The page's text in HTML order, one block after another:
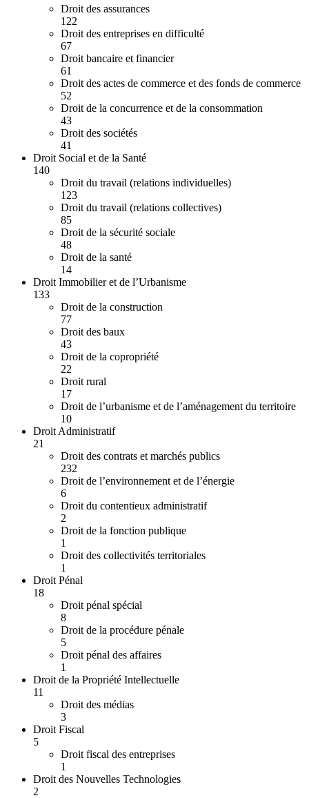
Droit des assurances
122
Droit des entreprises en difficulté
67
Droit bancaire et financier
61
Droit des actes de commerce et des fonds de commerce
52
Droit de la concurrence et de la consommation
43
Droit des sociétés
41
Droit Social et de la Santé
140
Droit du travail (relations individuelles)
123
Droit du travail (relations collectives)
85
Droit de la sécurité sociale
48
Droit de la santé
14
Droit Immobilier et de l’Urbanisme
133
Droit de la construction
77
Droit des baux
43
Droit de la copropriété
22
Droit rural
17
Droit de l’urbanisme et de l’aménagement du territoire
10
Droit Administratif
21
Droit des contrats et marchés publics
232
Droit de l’environnement et de l’énergie
6
Droit du contentieux administratif
2
Droit de la fonction publique
1
Droit des collectivités territoriales
1
Droit Pénal
18
Droit pénal spécial
8
Droit de la procédure pénale
5
Droit pénal des affaires
1
Droit de la Propriété Intellectuelle
11
Droit des médias
3
Droit Fiscal
5
Droit fiscal des entreprises
1
Droit des Nouvelles Technologies
2